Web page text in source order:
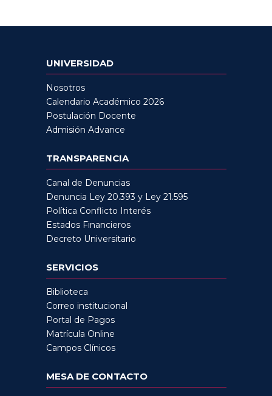
UNIVERSIDAD
Nosotros
Calendario Académico 2026
Postulación Docente
Admisión Advance
TRANSPARENCIA
Canal de Denuncias
Denuncia Ley 20.393 y Ley 21.595
Política Conflicto Interés
Estados Financieros
Decreto Universitario
SERVICIOS
Biblioteca
Correo institucional
Portal de Pagos
Matrícula Online
Campos Clínicos
MESA DE CONTACTO